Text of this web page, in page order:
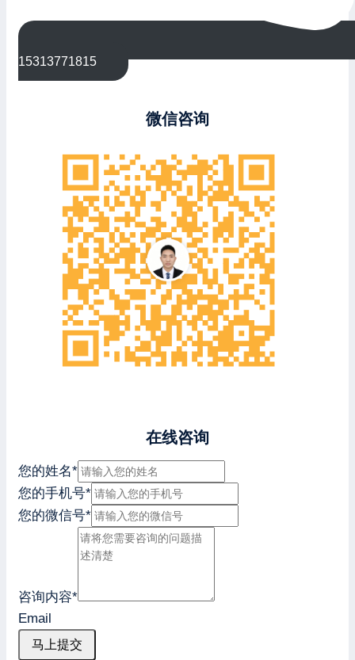
15313771815
微信咨询
在线咨询
您的姓名*
您的手机号*
您的微信号*
咨询内容*
Email
马上提交